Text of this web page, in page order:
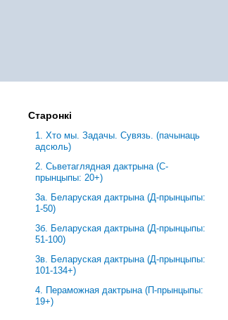
Старонкі
1. Хто мы. Задачы. Сувязь. (пачынаць
адсюль)
2. Сьветаглядная дактрына (С-
прынцыпы: 20+)
3a. Беларуская дактрына (Д-прынцыпы:
1-50)
3б. Беларуская дактрына (Д-прынцыпы:
51-100)
3в. Беларуская дактрына (Д-прынцыпы:
101-134+)
4. Пераможная дактрына (П-прынцыпы:
19+)